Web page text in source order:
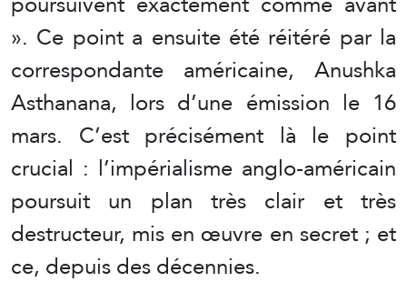
». Ce point a ensuite été réitéré par la
correspondante américaine, Anushka
Asthanana, lors d’une émission le 16
mars. C’est précisément là le point
crucial : l’impérialisme anglo-américain
poursuit un plan très clair et très
destructeur, mis en œuvre en secret ; et
ce, depuis des décennies.